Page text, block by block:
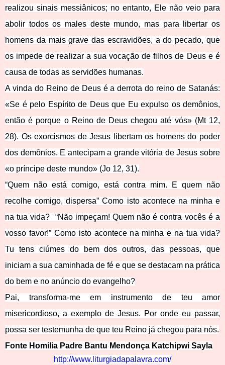
realizou sinais messiânicos; no entanto, Ele não veio para
abolir todos os males deste mundo, mas para libertar os
homens da mais grave das escravidões, a do pecado, que
os impede de realizar a sua vocação de filhos de Deus e é
causa de todas as servidões humanas.
A vinda do Reino de Deus é a derrota do reino de Satanás:
«Se é pelo Espírito de Deus que Eu expulso os demônios,
então é porque o Reino de Deus chegou até vós» (Mt 12,
28). Os exorcismos de Jesus libertam os homens do poder
dos demônios. E antecipam a grande vitória de Jesus sobre
«o príncipe deste mundo» (Jo 12, 31).
“Quem não está comigo, está contra mim. E quem não
recolhe comigo, dispersa” Como isto acontece na minha e
na tua vida? “Não impeçam! Quem não é contra vocês é a
vosso favor!” Como isto acontece na minha e na tua vida?
Tu tens ciúmes do bem dos outros, das pessoas, que
iniciam a sua caminhada de fé e que se destacam na prática
do bem e no anúncio do evangelho?
Pai, transforma-me em instrumento de teu amor
misericordioso, a exemplo de Jesus. Por onde eu passar,
possa ser testemunha de que teu Reino já chegou para nós.
Fonte Homilia Padre Bantu Mendonça Katchipwi Sayla
http://www.liturgiadapalavra.com/